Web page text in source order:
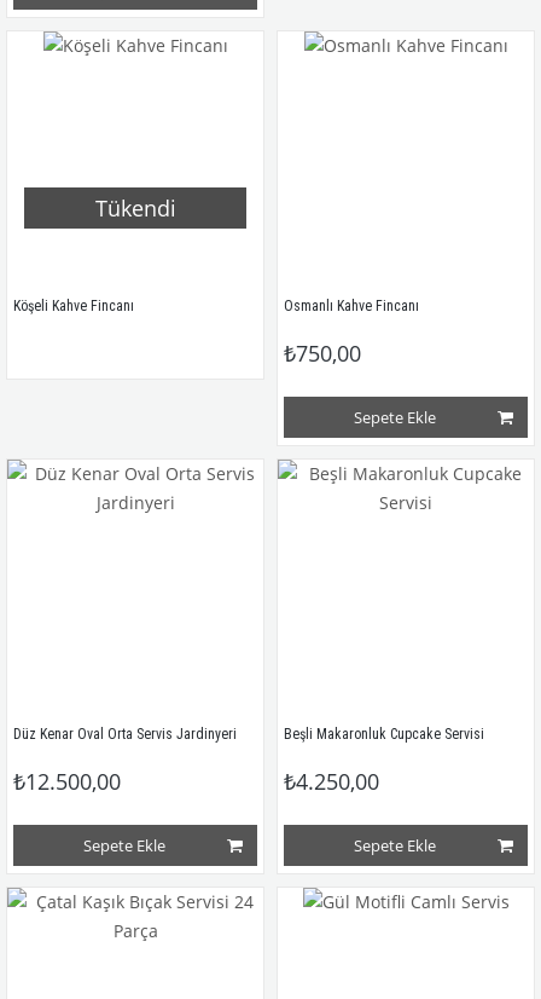
Tükendi
Köşeli Kahve Fincanı Osmanlı Kahve Fincanı
₺750,00
Sepete Ekle
Düz Kenar Oval Orta Servis Jardinyeri
₺12.500,00
Sepete Ekle
Beşli Makaronluk Cupcake Servisi
₺4.250,00
Sepete Ekle